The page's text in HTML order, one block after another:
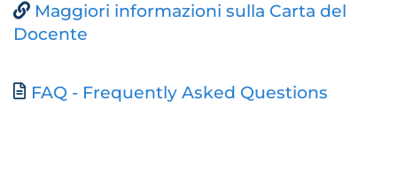
Maggiori informazioni sulla Carta del
Docente
Documento
FAQ - Frequently Asked Questions